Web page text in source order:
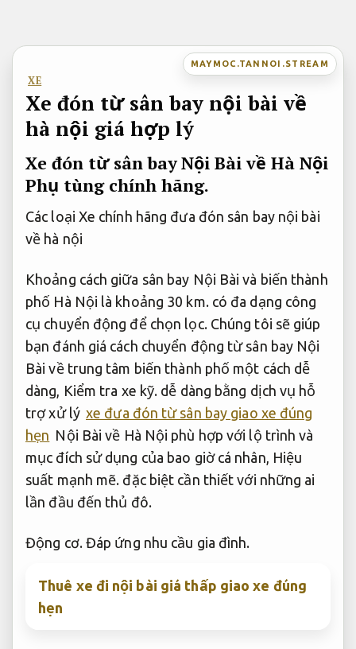
nội
dung
MAYMOC.TANNOI.STREAM
XE
Xe đón từ sân bay nội bài về
hà nội giá hợp lý
Xe đón từ sân bay Nội Bài về Hà Nội
Phụ tùng chính hãng.
Các loại Xe chính hãng đưa đón sân bay nội bài
về hà nội
Khoảng cách giữa sân bay Nội Bài và biến thành
phố Hà Nội là khoảng 30 km. có đa dạng công
cụ chuyển động để chọn lọc. Chúng tôi sẽ giúp
bạn đánh giá cách chuyển động từ sân bay Nội
Bài về trung tâm biến thành phố một cách dễ
dàng, Kiểm tra xe kỹ. dễ dàng bằng dịch vụ hỗ
trợ xử lý xe đưa đón từ sân bay giao xe đúng
hẹn Nội Bài về Hà Nội phù hợp với lộ trình và
mục đích sử dụng của bao giờ cá nhân, Hiệu
suất mạnh mẽ. đặc biệt cần thiết với những ai
lần đầu đến thủ đô.
Động cơ. Đáp ứng nhu cầu gia đình.
Thuê xe đi nội bài giá thấp giao xe đúng
hẹn